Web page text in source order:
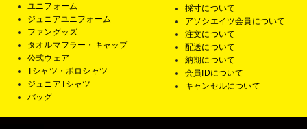
ユニフォーム
ジュニアユニフォーム
ファングッズ
タオルマフラー・キャップ
公式ウェア
Tシャツ・ポロシャツ
ジュニアTシャツ
バッグ
採寸について
アソシエイツ会員について
注文について
配送について
納期について
会員IDについて
キャンセルについて